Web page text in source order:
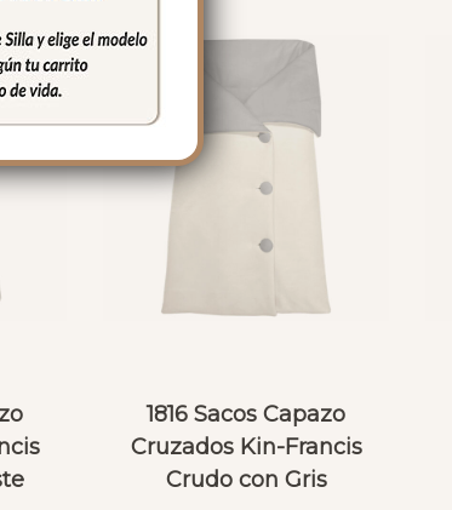
1816 Sacos Capazo
Cruzados Kin-Francis
Crudo con Gris